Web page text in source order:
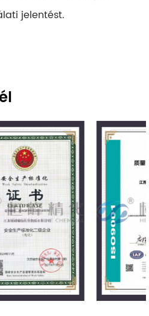
jelentést.